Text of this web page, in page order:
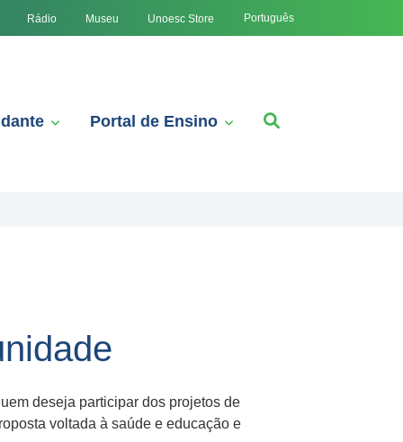
Rádio Museu Unoesc Store Português
Portal de Ensino
deseja participar dos projetos de
voltada à saúde e educação e